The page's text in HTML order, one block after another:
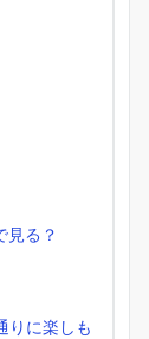
見る？
りに楽しも